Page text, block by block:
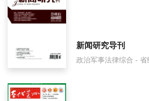
福州党校学报怎么样？
福州党校学报是什么级别刊物？
福州党校学报审稿要多久？
新闻研究导刊
政治军事法律综合 - 省